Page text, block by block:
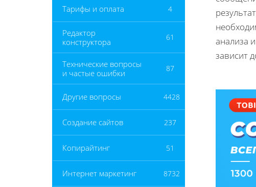
Тарифы и оплата 4
Редактор
конструктора
61
Технические вопросы
и частые ошибки
87
Другие вопросы 4428
Создание сайтов 237
Копирайтинг 51
Интернет маркетинг 8732
анализа
зависит